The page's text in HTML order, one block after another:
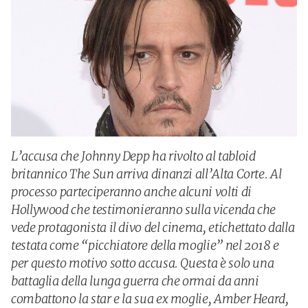
L’accusa che Johnny Depp ha rivolto al tabloid
britannico The Sun arriva dinanzi all’Alta Corte. Al
processo parteciperanno anche alcuni volti di
Hollywood che testimonieranno sulla vicenda che
vede protagonista il divo del cinema, etichettato dalla
testata come “picchiatore della moglie” nel 2018 e
per questo motivo sotto accusa. Questa è solo una
battaglia della lunga guerra che ormai da anni
combattono la star e la sua ex moglie, Amber Heard,